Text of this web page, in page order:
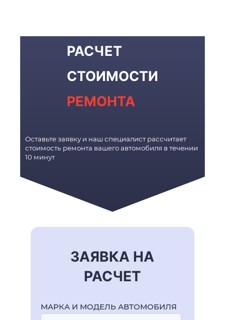
РАСЧЕТ
СТОИМОСТИ
РЕМОНТА
Оставьте заявку и наш специалист рассчитает
стоимость ремонта вашего автомобиля в течении
10 минут
ЗАЯВКА НА
РАСЧЕТ
МАРКА И МОДЕЛЬ АВТОМОБИЛЯ